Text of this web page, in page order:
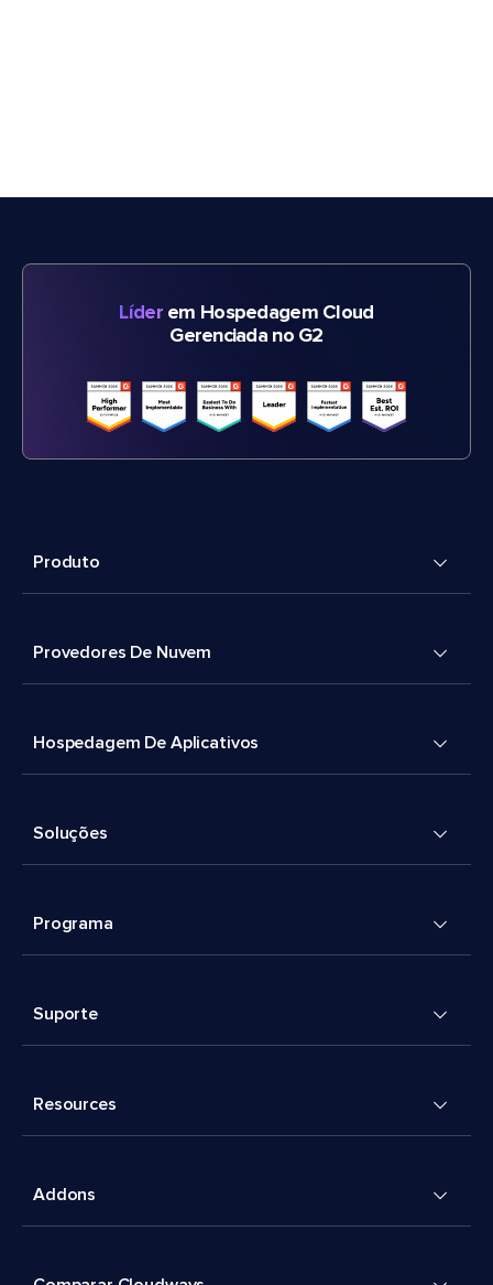
Líderem Hospedagem Cloud
Gerenciada no G2
Produto
Provedores De Nuvem
Hospedagem De Aplicativos
Soluções
Programa
Suporte
Resources
Addons